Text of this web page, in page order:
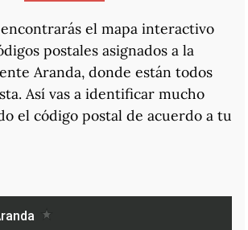
el mapa interactivo
postales asignados a la
Aranda, donde están todos
Así vas a identificar mucho
el código postal de acuerdo a tu